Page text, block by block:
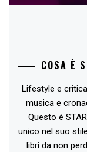
COSA È
Lifestyle e
musica e
Questo è
unico nel suo
libri da non